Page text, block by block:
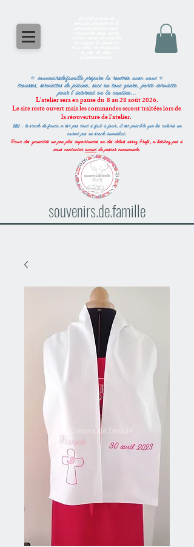
⭐ souvenirsdefamilleprépare la rentrée avec vous ⭐
trousses, serviettes de piscine, sacs en tous genre, porte-serviette
pour l'internat ou la cantine...
L'atelier sera en pause du 8 au 28 août 2026.
Le site reste ouvert mais les commandes seront traitées lors de
la réouverture de l'atelier.
NB : le stock de fouta n'est pas tout à fait à jour, il est possible que les coloris ne
soient pas en stock immédiat.
Pour des quantités un peu plus importantes ou des délais assez brefs, n'hésitez pas à
nous contacteravantde passer commande.
souvenirs.de.famille